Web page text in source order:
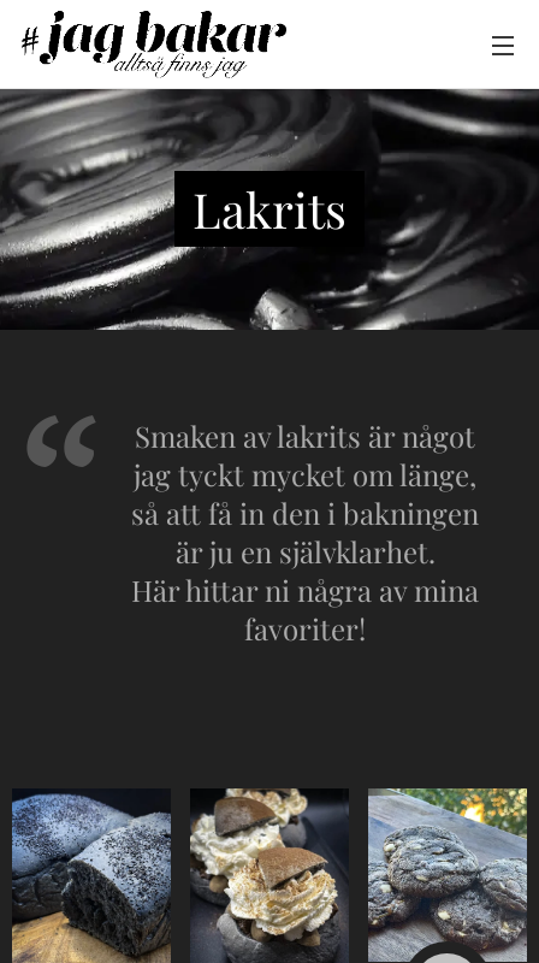
Lakrits
Smaken av lakrits är något
jag tyckt mycket om länge,
så att få in den i bakningen
är ju en självklarhet.
Här hittar ni några av mina
favoriter!